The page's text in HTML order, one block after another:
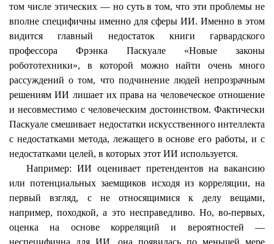
том числе этических — но суть в том, что эти проблемы не
вполне специфичны именно для сферы ИИ. Именно в этом
видится главный недостаток книги гарвардского
профессора Фрэнка Паскуале«Новые законы
робототехники», в которой можно найти очень много
рассуждений о том, что подчинение людей непрозрачным
решениям ИИ лишает их права на человеческое отношение
и несовместимо с человеческим достоинством. Фактически
Паскуале смешивает недостатки искусственного интеллекта
с недостатками метода, лежащего в основе его работы, и с
недостатками целей, в которых этот ИИ используется.
Например: ИИ оценивает претендентов на вакансию
или потенциальных заемщиков исходя из корреляции, на
первый взгляд, с не относящимися к делу вещами,
например, походкой, а это несправедливо. Но, во-первых,
оценка на основе корреляций и вероятностей —
неспецифична для ИИ, она появилась по меньшей мере